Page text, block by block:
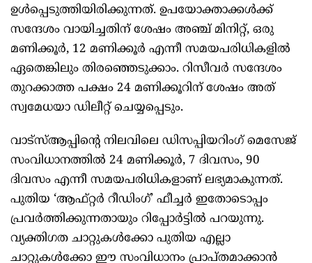
ഉൾപ്പെടുത്തിയിരിക്കുന്നത്. ഉപയോക്താക്കൾക്ക്
സന്ദേശം വായിച്ചതിന് ശേഷം അഞ്ച് മിനിറ്റ്, ഒരു
മണിക്കൂർ, 12 മണിക്കൂർ എന്നീ സമയപരിധികളിൽ
ഏതെങ്കിലും തിരഞ്ഞെടുക്കാം. റിസീവർ സന്ദേശം
തുറക്കാത്ത പക്ഷം 24 മണിക്കൂറിന് ശേഷം അത്
സ്വമേധയാ ഡിലീറ്റ് ചെയ്യപ്പെടും.
വാട്‌സ്ആപ്പിന്‍റെ നിലവിലെ ഡിസപ്പിയറിംഗ് മെസേജ്
സംവിധാനത്തിൽ 24 മണിക്കൂർ, 7 ദിവസം, 90
ദിവസം എന്നീ സമയപരിധികളാണ് ലഭ്യമാകുന്നത്.
പുതിയ ‘ആഫ്റ്റർ റീഡിംഗ്’ ഫീച്ചർ ഇതോടൊപ്പം
പ്രവർത്തിക്കുന്നതായും റിപ്പോർട്ടിൽ പറയുന്നു.
വ്യക്തിഗത ചാറ്റുകൾക്കോ പുതിയ എല്ലാ
ചാറ്റുകൾക്കോ ഈ സംവിധാനം പ്രാപ്‍തമാക്കാൻ